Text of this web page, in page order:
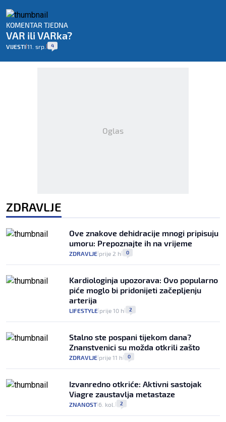
KOMENTAR TJEDNA
VAR ili VARka?
VIJESTI 11. srp. 4
Oglas
ZDRAVLJE
Ove znakove dehidracije mnogi pripisuju
umoru: Prepoznajte ih na vrijeme
ZDRAVLJE prije 2 h 0
Kardiologinja upozorava: Ovo popularno
piće moglo bi pridonijeti začepljenju
arterija
LIFESTYLE prije 10 h 2
Stalno ste pospani tijekom dana?
Znanstvenici su možda otkrili zašto
ZDRAVLJE prije 11 h 0
Izvanredno otkriće: Aktivni sastojak
Viagre zaustavlja metastaze
ZNANOST 6. kol. 2